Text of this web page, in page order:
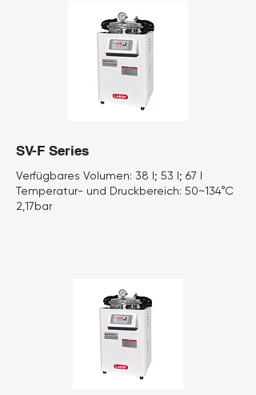
SV-F Series
Verfügbares Volumen: 38 l; 53 l; 67 l
Temperatur- und Druckbereich: 50~134°C
2,17bar